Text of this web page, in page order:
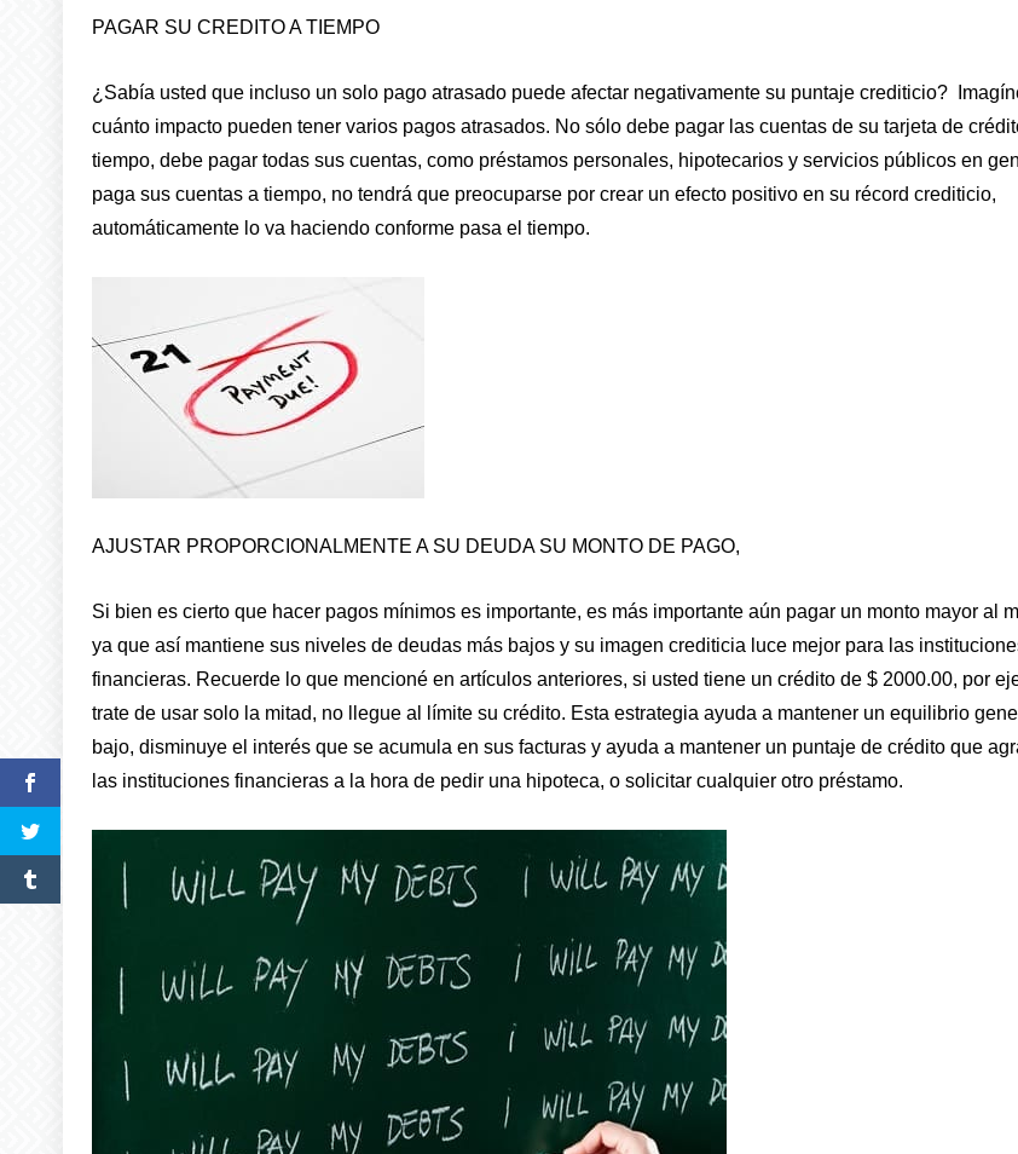
PAGAR SU CREDITO A TIEMPO
¿Sabía usted que incluso un solo pago atrasado puede afectar negativamente su puntaje crediticio?
cuánto impacto pueden tener varios pagos atrasados. No sólo debe pagar las cuentas de su tarjeta de
tiempo, debe pagar todas sus cuentas, como préstamos personales, hipotecarios y servicios públicos en
paga sus cuentas a tiempo, no tendrá que preocuparse por crear un efecto positivo en su récord crediticio,
automáticamente lo va haciendo conforme pasa el tiempo.
AJUSTAR PROPORCIONALMENTE A SU DEUDA SU MONTO DE PAGO,
Si bien es cierto que hacer pagos mínimos es importante, es más importante aún pagar un monto mayor al
ya que así mantiene sus niveles de deudas más bajos y su imagen crediticia luce mejor para las
financieras. Recuerde lo que mencioné en artículos anteriores, si usted tiene un crédito de $ 2000.00, por
trate de usar solo la mitad, no llegue al límite su crédito. Esta estrategia ayuda a mantener un equilibrio
bajo, disminuye el interés que se acumula en sus facturas y ayuda a mantener un puntaje de crédito que
las instituciones financieras a la hora de pedir una hipoteca, o solicitar cualquier otro préstamo.